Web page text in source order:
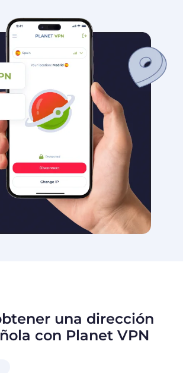
una dirección
con Planet VPN